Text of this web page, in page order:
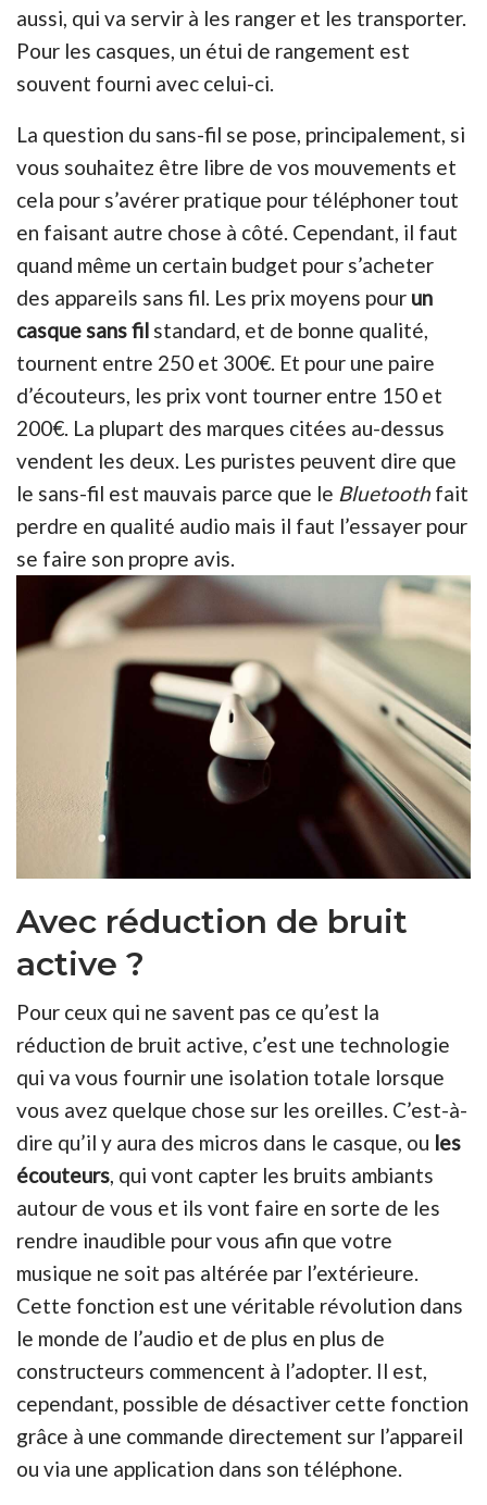
aussi, qui va servir à les ranger et les transporter.
Pour les casques, un étui de rangement est
souvent fourni avec celui-ci.
La question du sans-fil se pose, principalement, si
vous souhaitez être libre de vos mouvements et
cela pour s’avérer pratique pour téléphoner tout
en faisant autre chose à côté. Cependant, il faut
quand même un certain budget pour s’acheter
des appareils sans fil. Les prix moyens pour un
casque sans fil standard, et de bonne qualité,
tournent entre 250 et 300€. Et pour une paire
d’écouteurs, les prix vont tourner entre 150 et
200€. La plupart des marques citées au-dessus
vendent les deux. Les puristes peuvent dire que
le sans-fil est mauvais parce que le Bluetooth fait
perdre en qualité audio mais il faut l’essayer pour
se faire son propre avis.
Avec réduction de bruit
active ?
Pour ceux qui ne savent pas ce qu’est la
réduction de bruit active, c’est une technologie
qui va vous fournir une isolation totale lorsque
vous avez quelque chose sur les oreilles. C’est-à-
dire qu’il y aura des micros dans le casque, ou les
écouteurs , qui vont capter les bruits ambiants
autour de vous et ils vont faire en sorte de les
rendre inaudible pour vous afin que votre
musique ne soit pas altérée par l’extérieure.
Cette fonction est une véritable révolution dans
le monde de l’audio et de plus en plus de
constructeurs commencent à l’adopter. Il est,
cependant, possible de désactiver cette fonction
grâce à une commande directement sur l’appareil
ou via une application dans son téléphone.